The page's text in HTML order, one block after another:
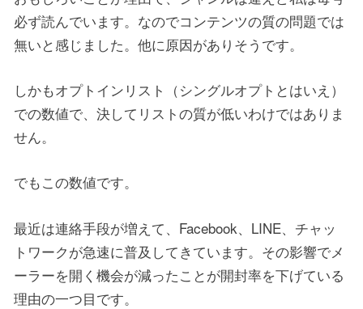
必ず読んでいます。なのでコンテンツの質の問題では
無いと感じました。他に原因がありそうです。
しかもオプトインリスト（シングルオプトとはいえ）
での数値で、決してリストの質が低いわけではありま
せん。
でもこの数値です。
最近は連絡手段が増えて、Facebook、LINE、チャッ
トワークが急速に普及してきています。その影響でメ
ーラーを開く機会が減ったことが開封率を下げている
理由の一つ目です。